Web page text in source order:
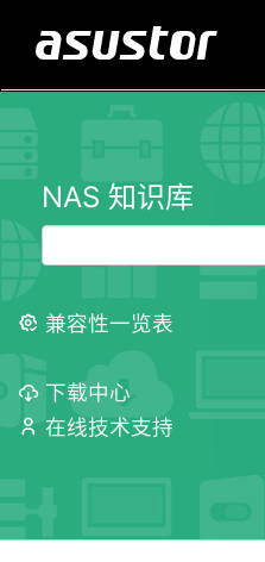
NAS 知识库
兼容性一览表
下载中心
在线技术支持